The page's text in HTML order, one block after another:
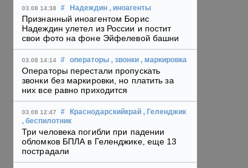
03.08 14:38 # Надеждин , иноагенты
Признанный иноагентом Борис
Надеждин улетел из России и постит
свои фото на фоне Эйфелевой башни
03.08 14:14 # операторы , звонки , маркировка
Операторы перестали пропускать
звонки без маркировки, но платить за
них все равно приходится
03.08 12:47 # Краснодарскийкрай , Геленджик
, беспилотник
Три человека погибли при падении
обломков БПЛА в Геленджике, еще 13
пострадали